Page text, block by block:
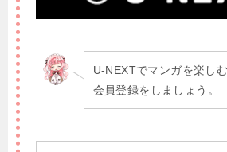
U-NEXTでマンガを楽し
会員登録をしましょう。